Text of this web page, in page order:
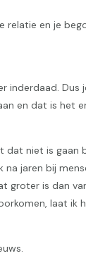
relatie en je
inderdaad. Dus
en dat is het
dat niet is gaan
na jaren bij
groter is dan
laat ik